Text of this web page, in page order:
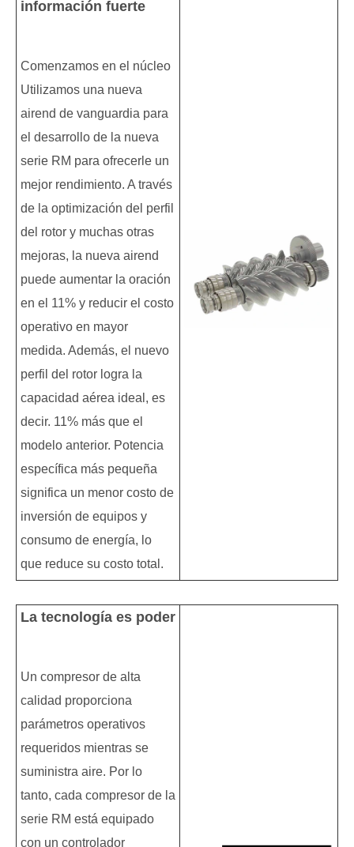
información fuerte
Comenzamos en el núcleo
Utilizamos una nueva
airend de vanguardia para
el desarrollo de la nueva
serie RM para ofrecerle un
mejor rendimiento. A través
de la optimización del perfil
del rotor y muchas otras
mejoras, la nueva airend
puede aumentar la oración
en el 11% y reducir el costo
operativo en mayor
medida. Además, el nuevo
perfil del rotor logra la
capacidad aérea ideal, es
decir. 11% más que el
modelo anterior. Potencia
específica más pequeña
significa un menor costo de
inversión de equipos y
consumo de energía, lo
que reduce su costo total.
La tecnología es poder
Un compresor de alta
calidad proporciona
parámetros operativos
requeridos mientras se
suministra aire. Por lo
tanto, cada compresor de la
serie RM está equipado
con un controlador